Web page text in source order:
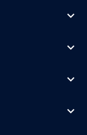
expand_more
expand_more
expand_more
expand_more